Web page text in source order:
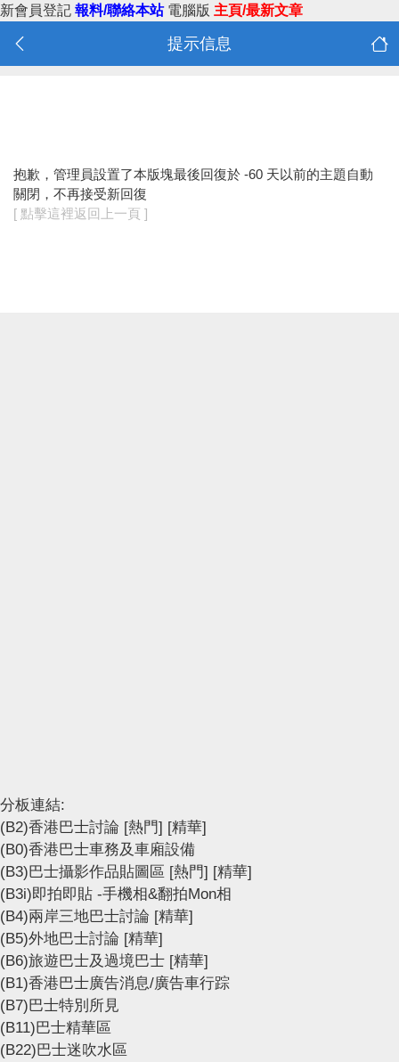
新會員登記 報料/聯絡本站 電腦版 主頁/最新文章
提示信息
抱歉，管理員設置了本版塊最後回復於 -60 天以前的主題自動
關閉，不再接受新回復
[ 點擊這裡返回上一頁 ]
分板連結:
(B2)香港巴士討論 [熱門] [精華]
(B0)香港巴士車務及車廂設備
(B3)巴士攝影作品貼圖區 [熱門] [精華]
(B3i)即拍即貼 -手機相&翻拍Mon相
(B4)兩岸三地巴士討論 [精華]
(B5)外地巴士討論 [精華]
(B6)旅遊巴士及過境巴士 [精華]
(B1)香港巴士廣告消息/廣告車行踪
(B7)巴士特別所見
(B11)巴士精華區
(B22)巴士迷吹水區